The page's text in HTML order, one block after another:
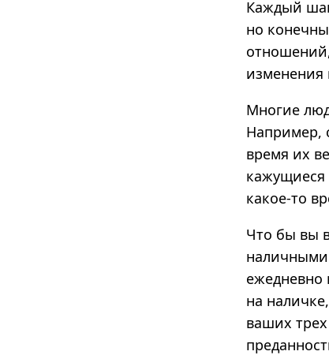
Каждый
но
изменения
Многие
Например,
время их
кажущиеся
какое-то
Что бы вы
наличными
ежедневно
на
ваших